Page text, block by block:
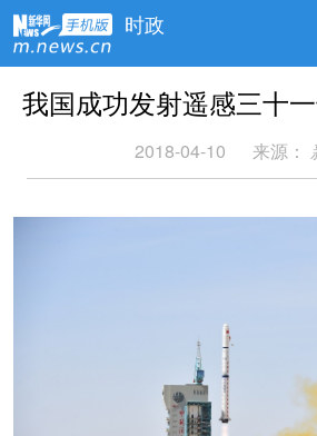
时政
我国成功发射遥感三十
2018-04-10 来源：